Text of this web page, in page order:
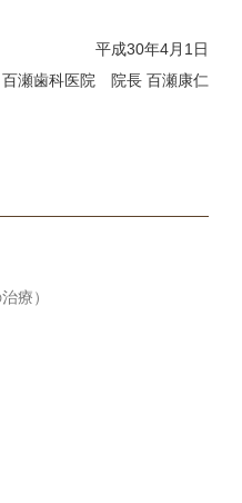
平成30年4月1日
百瀬歯科医院 院長 百瀬康仁
療）